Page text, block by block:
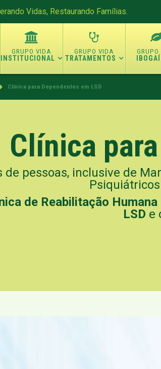
Vidas, Restaurando Famílias.
INSTITUCIONAL TRATAMENTOS
Clínica para Dependentes em LSD
Clínica
de pessoas, inclusive de
de Reabilitação Humana
LSD e